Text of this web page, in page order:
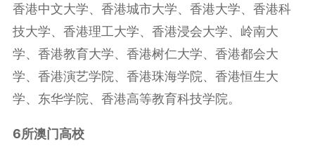
香港中文大学、香港城市大学、香港大学、香港科
技大学、香港理工大学、香港浸会大学、岭南大
学、香港教育大学、香港树仁大学、香港都会大
学、香港演艺学院、香港珠海学院、香港恒生大
学、东华学院、香港高等教育科技学院。
6所澳门高校